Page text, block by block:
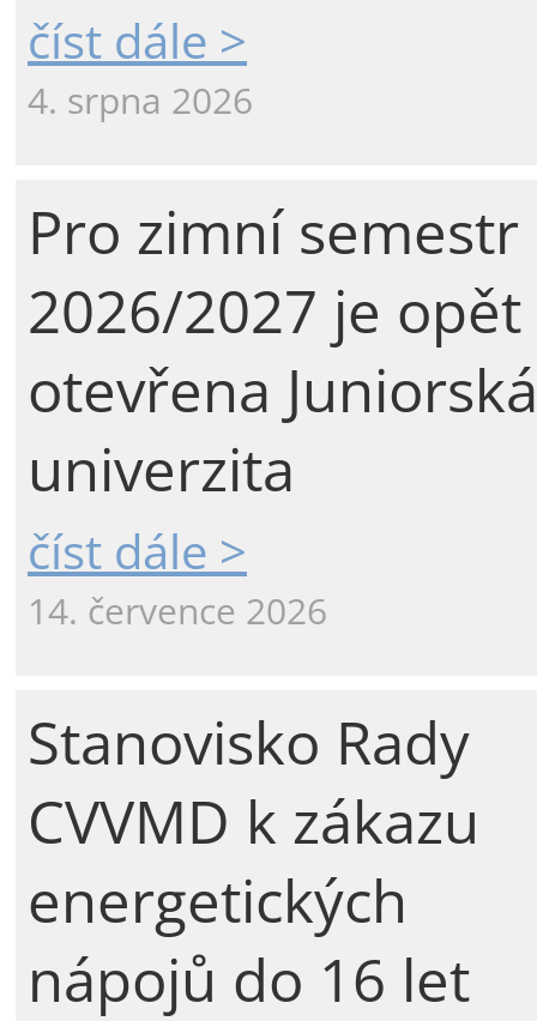
číst dále >
4. srpna 2026
Pro zimní semestr
2026/2027 je opět
otevřena Juniorská
univerzita
číst dále >
14. července 2026
Stanovisko Rady
CVVMD k zákazu
energetických
nápojů do 16 let